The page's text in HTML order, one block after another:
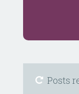
Posts